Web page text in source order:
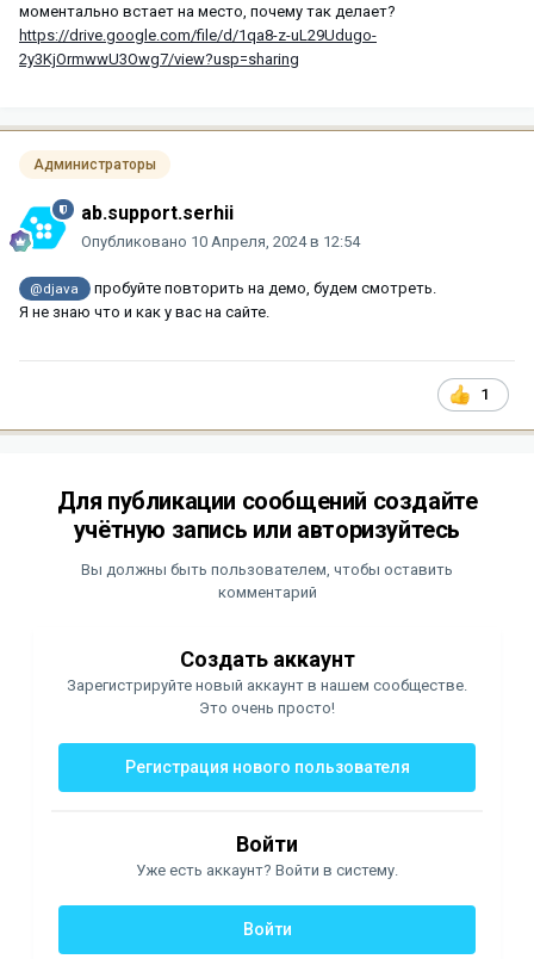
моментально встает на место, почему так делает?
https://drive.google.com/file/d/1qa8-z-uL29Udugo-
2y3KjOrmwwU3Owg7/view?usp=sharing
Администраторы
ab.support.serhii
Опубликовано 10 Апреля, 2024 в 12:54
@djava
пробуйте повторить на демо, будем смотреть.
Я не знаю что и как у вас на сайте.
1
Для публикации сообщений создайте
учётную запись или авторизуйтесь
Вы должны быть пользователем, чтобы оставить
комментарий
Создать аккаунт
Зарегистрируйте новый аккаунт в нашем сообществе.
Это очень просто!
Регистрация нового пользователя
Войти
Уже есть аккаунт? Войти в систему.
Войти